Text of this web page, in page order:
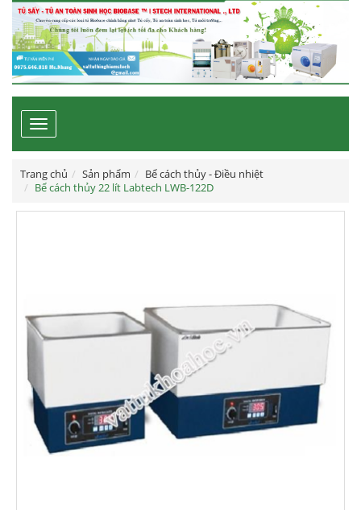
Toggle
navigation
Trang chủ Sản phẩm
Bể cách thủy - Điều nhiệt
Bể cách thủy 22 lít Labtech LWB-122D